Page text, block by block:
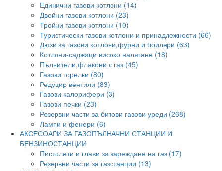
Единични газови котлони (14)
Двойни газови котлони (23)
Тройни газови котлони (10)
Туристически газови котлони и принадлежности (66)
Дюзи за газови котлони,фурни и бойлери (63)
Котлони-саджаци високо налягане (18)
Пълнители,флакони с газ (45)
Газови горелки (80)
Редуцир вентили (83)
Газови калорифери (3)
Газови печки (23)
Резервни части за битови газови уреди (268)
Лампи и фенери (6)
АКСЕСОАРИ ЗА ГАЗОПЪЛНАЧНИ СТАНЦИИ И
БЕНЗИНОСТАНЦИИ
Пистолети и глави за зареждане на газ (17)
Резервни части за газстанции (13)